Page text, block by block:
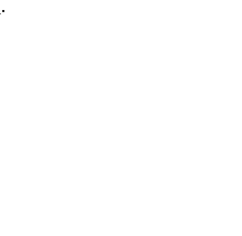
.